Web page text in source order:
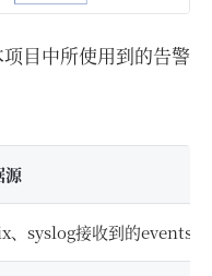
目中所使用到的告警
源
、syslog接收到的events